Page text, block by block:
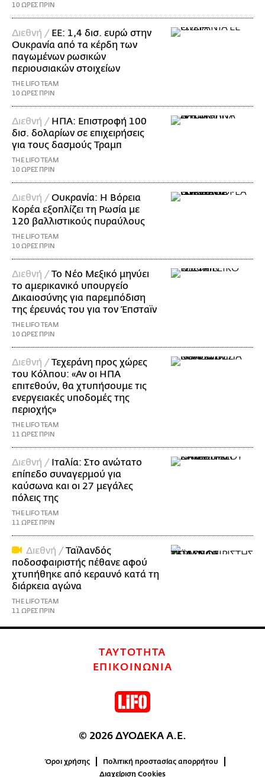
10 ΩΡΕΣ ΠΡΙΝ
Διεθνή / ΕΕ: 1,4 δισ. ευρώ στην
Ουκρανία από τα κέρδη των
παγωμένων ρωσικών
περιουσιακών στοιχείων
THE LIFO TEAM
10 ΩΡΕΣ ΠΡΙΝ
Διεθνή / ΗΠΑ: Επιστροφή 100
δισ. δολαρίων σε επιχειρήσεις
για τους δασμούς Τραμπ
THE LIFO TEAM
10 ΩΡΕΣ ΠΡΙΝ
Διεθνή /Ουκρανία: Η Βόρεια
Κορέα εξοπλίζει τη Ρωσία με
120 βαλλιστικούς πυραύλους
THE LIFO TEAM
10 ΩΡΕΣ ΠΡΙΝ
Διεθνή /Το Νέο Μεξικό μηνύει
το αμερικανικό υπουργείο
Δικαιοσύνης για παρεμπόδιση
της έρευνάς του για τον Έπσταϊν
THE LIFO TEAM
10 ΩΡΕΣ ΠΡΙΝ
Διεθνή /Τεχεράνη προς χώρες
του Κόλπου: «Αν οι ΗΠΑ
επιτεθούν, θα χτυπήσουμε τις
ενεργειακές υποδομές της
περιοχής»
THE LIFO TEAM
11 ΩΡΕΣ ΠΡΙΝ
Διεθνή / Ιταλία: Στο ανώτατο
επίπεδο συναγερμού για
καύσωνα και οι 27 μεγάλες
πόλεις της
THE LIFO TEAM
11 ΩΡΕΣ ΠΡΙΝ
Διεθνή /Ταϊλανδός
ποδοσφαιριστής πέθανε αφού
χτυπήθηκε από κεραυνό κατά τη
διάρκεια αγώνα
THE LIFO TEAM
11 ΩΡΕΣ ΠΡΙΝ
ΤΑΥΤΟΤΗΤΑ
ΕΠΙΚΟΙΝΩΝΙΑ
© 2026 ΔΥΟΔΕΚΑ Α.Ε.
Όροι χρήσης
Πολιτική προστασίας απορρήτου
Διαχείριση Cookies